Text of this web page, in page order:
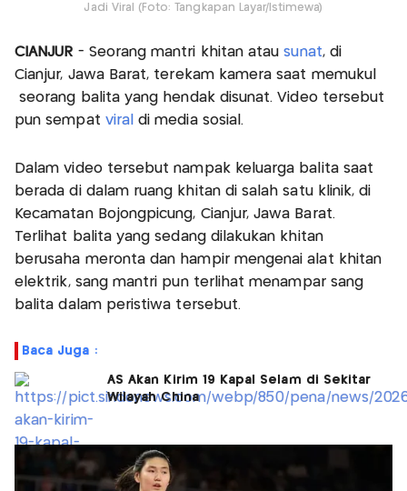
Jadi Viral (Foto: Tangkapan Layar/Istimewa)
CIANJUR - Seorang mantri khitan atausunat, di
Cianjur, Jawa Barat, terekam kamera saat memukul
seorang balita yang hendak disunat. Video tersebut
pun sempat viraldi media sosial.
Dalam video tersebut nampak keluarga balita saat
berada di dalam ruang khitan di salah satu klinik, di
Kecamatan Bojongpicung, Cianjur, Jawa Barat.
Terlihat balita yang sedang dilakukan khitan
berusaha meronta dan hampir mengenai alat khitan
elektrik, sang mantri pun terlihat menampar sang
balita dalam peristiwa tersebut.
Baca Juga :
AS Akan Kirim 19 Kapal Selam di Sekitar
Wilayah China